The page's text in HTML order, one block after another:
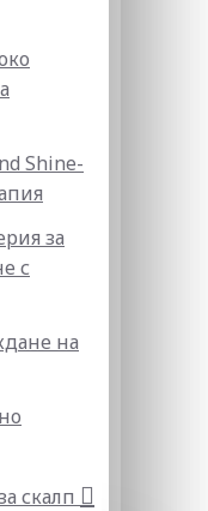
Shine-
за
с
на
скалп